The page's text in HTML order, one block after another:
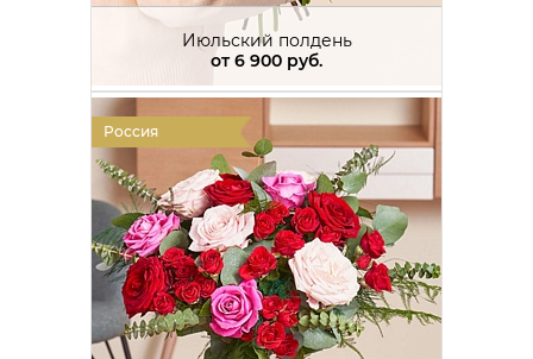
Июльский полдень
от6 900 руб.
Россия